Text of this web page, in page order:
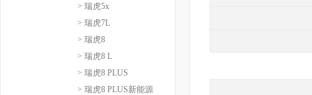
> 瑞虎5x
> 瑞虎7L
> 瑞虎8
> 瑞虎8 L
> 瑞虎8 PLUS
> 瑞虎8 PLUS新能源